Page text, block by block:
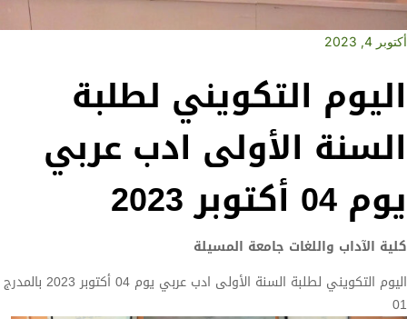
أكتوبر 4, 2023
اليوم التكويني لطلبة
السنة الأولى ادب عربي
يوم 04 أكتوبر 2023
كلية الآداب واللغات جامعة المسيلة
اليوم التكويني لطلبة السنة الأولى ادب عربي يوم 04 أكتوبر 2023 بالمدرج
01